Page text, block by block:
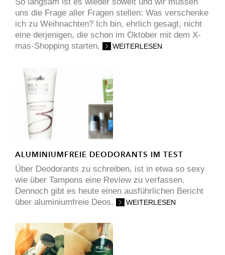
So langsam ist es wieder soweit und wir müssen
uns die Frage aller Fragen stellen: Was verschenke
ich zu Weihnachten? Ich bin, ehrlich gesagt, nicht
eine derjenigen, die schon im Oktober mit dem X-
mas-Shopping starten,
WEITERLESEN
ALUMINIUMFREIE DEODORANTS IM TEST
Über Deodorants zu schreiben, ist in etwa so sexy
wie über Tampons eine Review zu verfassen.
Dennoch gibt es heute einen ausführlichen Bericht
über aluminiumfreie Deos.
WEITERLESEN